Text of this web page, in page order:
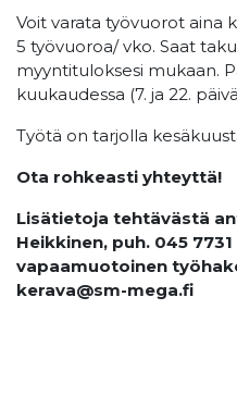
Voit varata työvuorot aina
5 työvuoroa/ vko. Saat
myyntituloksesi mukaan.
kuukaudessa (7. ja 22.
Työtä on tarjolla
Ota rohkeasti yhteyttä!
Lisätietoja tehtävästä
Heikkinen, puh. 045
vapaamuotoinen
kerava@sm-mega.fi